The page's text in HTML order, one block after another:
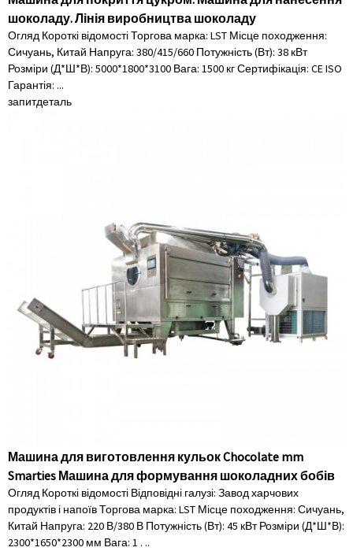
шоколаду. Лінія виробництва шоколаду
Огляд Короткі відомості Торгова марка: LST Місце походження:
Сичуань, Китай Напруга: 380/415/660 Потужність (Вт): 38 кВт
Розміри (Д*Ш*В): 5000*1800*3100 Вага: 1500 кг Сертифікація: CE ISO
Гарантія: ...
запитдеталь
Машина для виготовлення кульок Chocolate mm
Smarties Машина для формування шоколадних бобів
Огляд Короткі відомості Відповідні галузі: Завод харчових
продуктів і напоїв Торгова марка: LST Місце походження: Сичуань,
Китай Напруга: 220 В/380 В Потужність (Вт): 45 кВт Розміри (Д*Ш*В):
2300*1650*2300 мм Вага: 1 . ..